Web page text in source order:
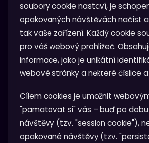
soubory cookie nastaví, je
opakovaných návštěvách načíst
tak vaše zařízení. Každý cookie
pro váš webový prohlížeč.
informace, jako je unikátní
webové stránky a některé číslice a
Cílem cookies je umožnit
"pamatovat si" vás – buď po
návštěvy (tzv. "session cookie"),
opakované návštěvy (tzv.